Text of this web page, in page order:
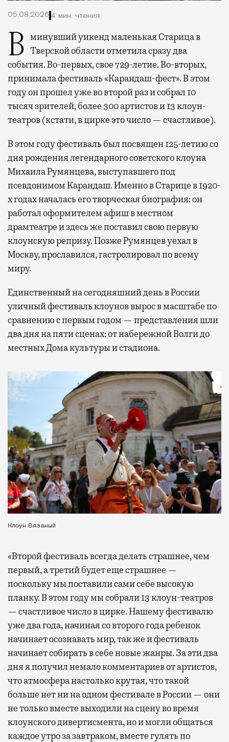
05.08.2026 4 мин. чтения
В минувший уикенд маленькая Старица в Тверской области отметила сразу два
события. Во-первых, свое 729-летие. Во-вторых,
принимала фестиваль «Карандаш-фест». В этом
году он прошел уже во второй раз и собрал 10
тысяч зрителей, более 300 артистов и 13 клоун-
театров (кстати, в цирке это число — счастливое).
В этом году фестиваль был посвящен 125-летию со
дня рождения легендарного советского клоуна
Михаила Румянцева, выступавшего под
псевдонимом Карандаш. Именно в Старице в 1920-
х годах началась его творческая биография: он
работал оформителем афиш в местном
драмтеатре и здесь же поставил свою первую
клоунскую репризу. Позже Румянцев уехал в
Москву, прославился, гастролировал по всему
миру.
Единственный на сегодняшний день в России
уличный фестиваль клоунов вырос в масштабе по
сравнению с первым годом — представления шли
два дня на пяти сценах: от набережной Волги до
местных Дома культуры и стадиона.
Клоун Вязаный
«Второй фестиваль всегда делать страшнее, чем
первый, а третий будет еще страшнее —
поскольку мы поставили сами себе высокую
планку. В этом году мы собрали 13 клоун-театров
— счастливое число в цирке. Нашему фестивалю
уже два года, начиная со второго года ребенок
начинает осознавать мир, так же и фестиваль
начинает собирать в себе новые жанры. За эти два
дня я получил немало комментариев от артистов,
что атмосфера настолько крутая, что такой
больше нет ни на одном фестивале в России — они
не только вместе выходили на сцену во время
клоунского дивертисмента, но и могли общаться
каждое утро за завтраком, вместе гулять по